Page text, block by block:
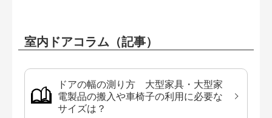
室内ドアコラム（記事）
ドアの幅の測り方 大型家具・大型家
電製品の搬入や車椅子の利用に必要な
サイズは？